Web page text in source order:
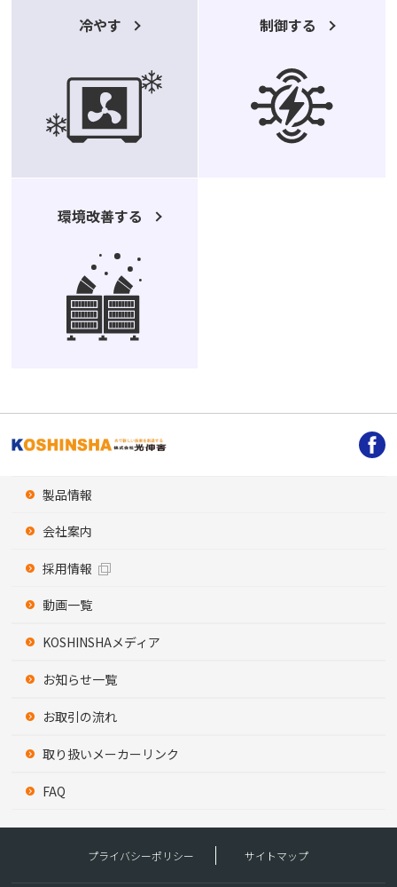
冷やす 制御する
環境改善する
製品情報
会社案内
採用情報
動画一覧
KOSHINSHAメディア
お知らせ一覧
お取引の流れ
取り扱いメーカーリンク
FAQ
プライバシーポリシー サイトマップ